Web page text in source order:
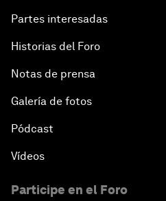
Partes interesadas
Historias del Foro
Notas de prensa
Galería de fotos
Pódcast
Vídeos
Participe en el Foro